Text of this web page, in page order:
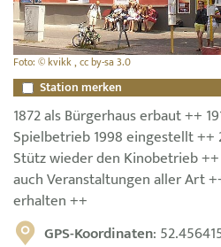
Foto: © kvikk , cc by-sa 3.0
Station merken
1872 als Bürgerhaus erbaut ++
Spielbetrieb 1998 eingestellt
Stütz wieder den Kinobetrieb
auch Veranstaltungen aller Art
erhalten ++
GPS-Koordinaten: